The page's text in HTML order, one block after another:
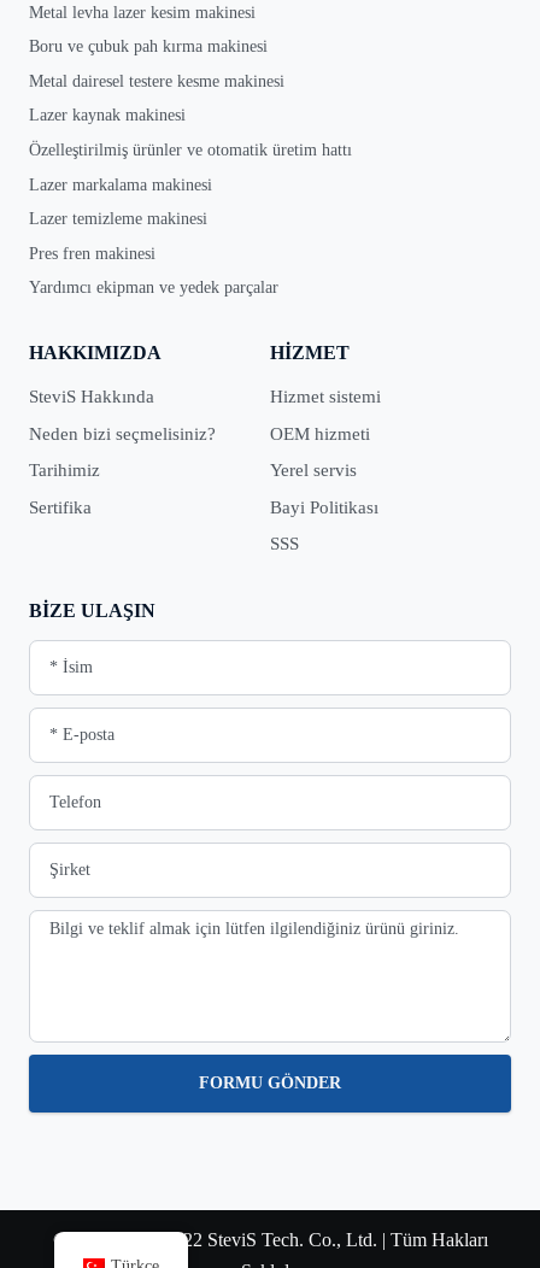
Metal levha lazer kesim makinesi
Boru ve çubuk pah kırma makinesi
Metal dairesel testere kesme makinesi
Lazer kaynak makinesi
Özelleştirilmiş ürünler ve otomatik üretim hattı
Lazer markalama makinesi
Lazer temizleme makinesi
Pres fren makinesi
Yardımcı ekipman ve yedek parçalar
HAKKIMIZDA
SteviS Hakkında
Neden bizi seçmelisiniz?
Tarihimiz
Sertifika
HIZMET
Hizmet sistemi
OEM hizmeti
Yerel servis
Bayi Politikası
SSS
BIZE ULAŞIN
FORMU GÖNDER
© Telif Hakkı 2022 SteviS Tech. Co., Ltd. | Tüm Hakları